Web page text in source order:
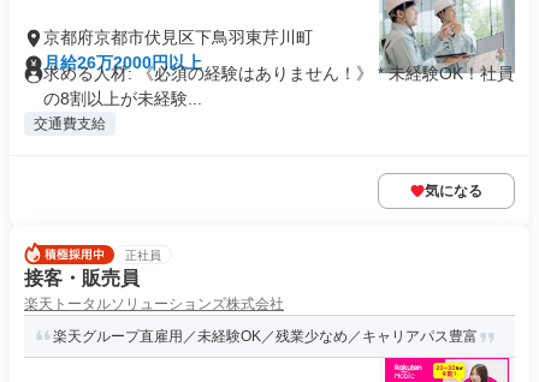
京都府京都市伏見区下鳥羽東芹川町
月給26万2000円以上
求める人材: 《必須の経験はありません！》 * 未経験OK！社員
の8割以上が未経験...
交通費支給
気になる
正社員
接客・販売員
楽天トータルソリューションズ株式会社
楽天グループ直雇用／未経験OK／残業少なめ／キャリアパス豊富